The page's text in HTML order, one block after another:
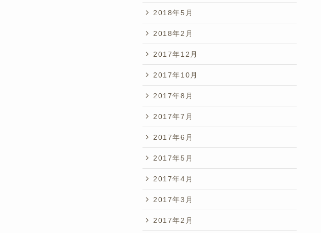
2018年5月
2018年2月
2017年12月
2017年10月
2017年8月
2017年7月
2017年6月
2017年5月
2017年4月
2017年3月
2017年2月